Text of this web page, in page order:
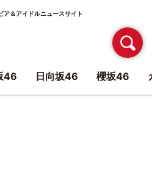
＆アイドルニュースサイト
46 日向坂46 櫻坂46